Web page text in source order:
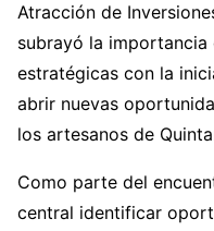
Atracción de
subrayó la importancia
estratégicas con la
abrir nuevas
los artesanos de
Como parte del
central identificar